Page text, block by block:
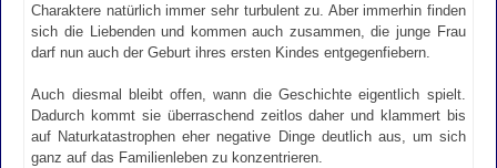
Charaktere natürlich immer sehr turbulent zu. Aber immerhin finden
sich die Liebenden und kommen auch zusammen, die junge Frau
darf nun auch der Geburt ihres ersten Kindes entgegenfiebern.
Auch diesmal bleibt offen, wann die Geschichte eigentlich spielt.
Dadurch kommt sie überraschend zeitlos daher und klammert bis
auf Naturkatastrophen eher negative Dinge deutlich aus, um sich
ganz auf das Familienleben zu konzentrieren.